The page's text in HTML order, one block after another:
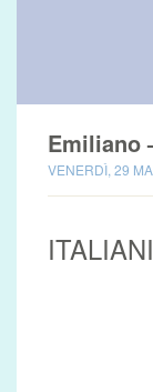
Emiliano
VENERDÌ, 29